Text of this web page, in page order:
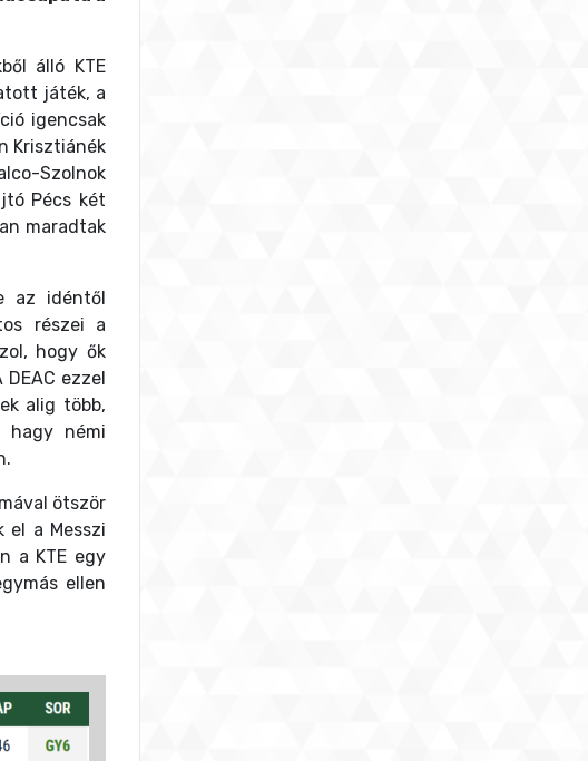
álló KTE
játék, a
igencsak
Krisztiánék
Szolnok
Pécs két
maradtak
az idéntől
részei a
hogy ők
ezzel
alig több,
hagy némi
ötször
el a Messzi
a KTE egy
ellen